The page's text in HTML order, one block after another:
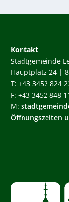
Kontakt
Stadtgemeinde
Hauptplatz 24 |
T: +43 3452 824
F: +43 3452 848 11
M:
Öffnungszeiten